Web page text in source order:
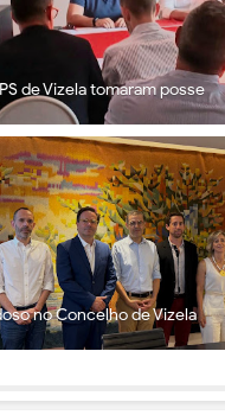
de Vizela tomaram posse
no Concelho de Vizela